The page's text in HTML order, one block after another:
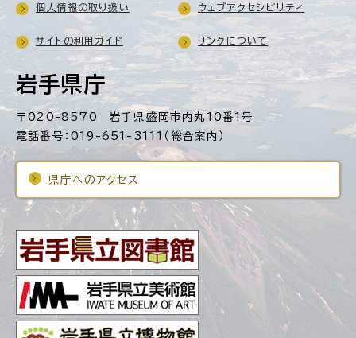
岩手県庁
〒020-8570 岩手県盛岡市内丸10番1号
電話番号：019-651-3111（総合案内）
県庁へのアクセス
個人情報の取り扱い ウェブアクセシビリティ
サイトの利用ガイド リンクについて